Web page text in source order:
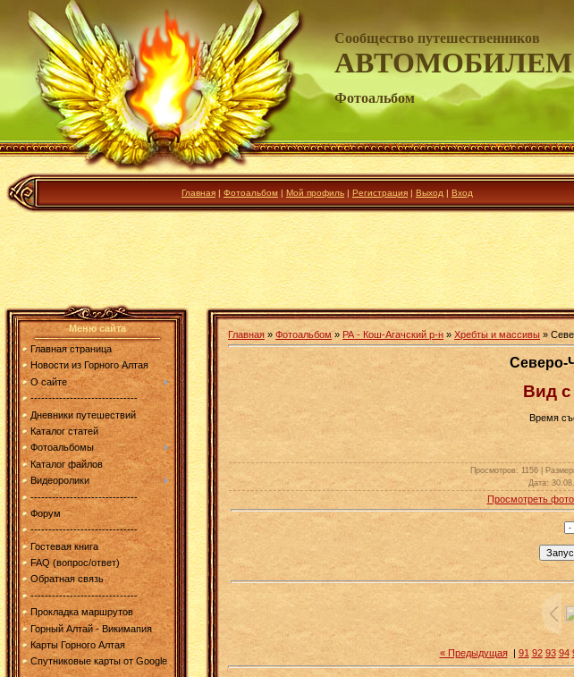
Сообщество путешественников
Фотоальбом
Главная | Фотоальбом | Мой профиль | Регистрация | Выход | Вход
Меню сайта
Главная страница
Новости из Горного Алтая
О сайте
------------------------------
Дневники путешествий
Каталог статей
Фотоальбомы
Каталог файлов
Видеоролики
------------------------------
Форум
------------------------------
Гостевая книга
FAQ (вопрос/ответ)
Обратная связь
------------------------------
Прокладка маршрутов
Горный Алтай - Викимапия
Карты Горного Алтая
Спутниковые карты от Google
Главная » Фотоальбом» РА - Кош-Агачский р-н » Хребты и массивы »
Северо-
Вид
Время
Просмотров: 1156 |
Дата:
Просмотреть
« Предыдущая| 91 92 93 94